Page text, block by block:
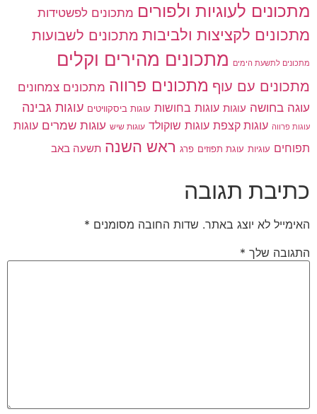
מתכונים לעוגיות ולפורים מתכונים לפשטידות
מתכונים לקציצות ולביבות מתכונים לשבועות
מתכונים לתשעת הימים מתכונים מהירים וקלים
מתכונים עם עוף מתכונים פרווה מתכונים צמחונים
עוגה בחושה עוגות עוגות בחושות עוגות ביסקוויטים עוגות גבינה
עוגות פרווה עוגות קצפת עוגות שוקולד עוגות שיש עוגות שמרים עוגות
תפוחים עוגיות עוגת תפוזים פרג ראש השנה תשעה באב
כתיבת תגובה
האימייל לא יוצג באתר. שדות החובה מסומנים *
התגובה שלך *